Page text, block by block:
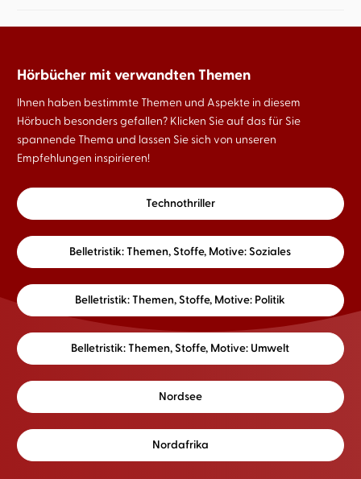
Hörbücher mit verwandten Themen
Ihnen haben bestimmte Themen und Aspekte in diesem
Hörbuch besonders gefallen? Klicken Sie auf das für Sie
spannende Thema und lassen Sie sich von unseren
Empfehlungen inspirieren!
Technothriller
Belletristik: Themen, Stoffe, Motive: Soziales
Belletristik: Themen, Stoffe, Motive: Politik
Belletristik: Themen, Stoffe, Motive: Umwelt
Nordsee
Nordafrika